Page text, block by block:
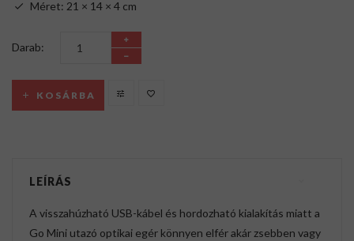
Méret: 21 × 14 × 4 cm
Darab:
KOSÁRBA
LEÍRÁS
A visszahúzható USB-kábel és hordozható kialakítás miatt a
Go Mini utazó optikai egér könnyen elfér akár zsebben vagy